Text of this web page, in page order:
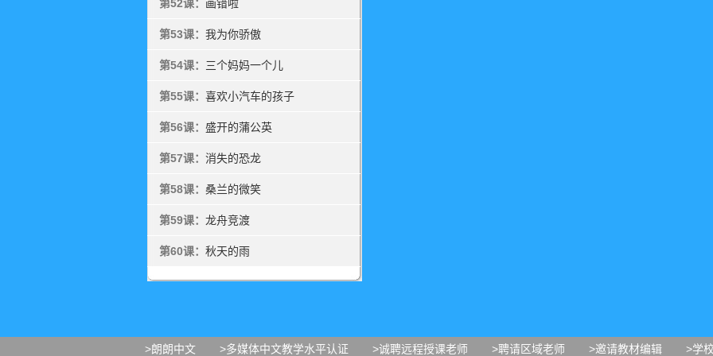
第52课： 画错啦
第53课： 我为你骄傲
第54课： 三个妈妈一个儿
第55课： 喜欢小汽车的孩子
第56课： 盛开的蒲公英
第57课： 消失的恐龙
第58课： 桑兰的微笑
第59课： 龙舟竞渡
第60课： 秋天的雨
>朗朗中文 >多媒体中文教学水平认证 >诚聘远程授课老师 >聘请区域老师 >邀请教材编辑 >学